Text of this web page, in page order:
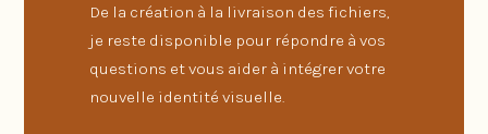
De la création à la livraison des fichiers,
je reste disponible pour répondre à vos
questions et vous aider à intégrer votre
nouvelle identité visuelle.